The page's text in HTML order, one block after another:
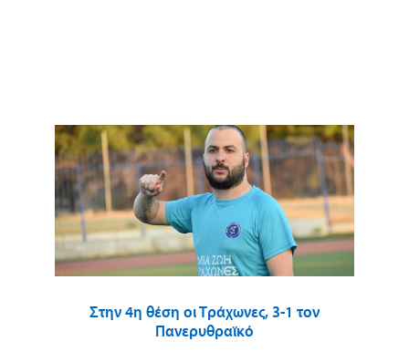
Στην 4η θέση οι Τράχωνες, 3-1 τον
Πανερυθραϊκό